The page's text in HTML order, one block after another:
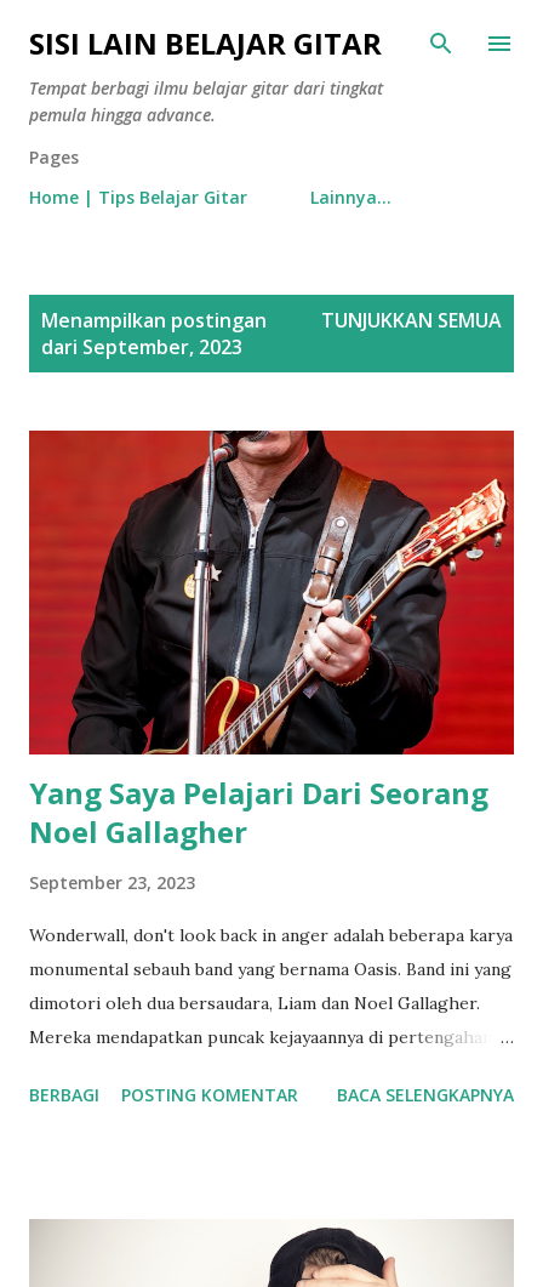
Langsung ke konten utama
SISI LAIN BELAJAR GITAR
Tempat berbagi ilmu belajar gitar dari tingkat
pemula hingga advance.
Pages
Home | Tips Belajar Gitar
Lainnya…
Menampilkan postingan
dari September, 2023
TUNJUKKAN SEMUA
Yang Saya Pelajari Dari Seorang
Noel Gallagher
September 23, 2023
Wonderwall, don't look back in anger adalah beberapa karya
monumental sebauh band yang bernama Oasis. Band ini yang
dimotori oleh dua bersaudara, Liam dan Noel Gallagher.
Mereka mendapatkan puncak kejayaannya di pertengahan
susah untuk tidak suka dengan lagu-lagu mereka. Terutama
itu bahkan hingga saat ini. Noel Gallagher sendiri adalah
seorang gitaris dan penulis lagu di Oasis. Semua karya-
BERBAGI POSTING KOMENTAR BACA SELENGKAPNYA